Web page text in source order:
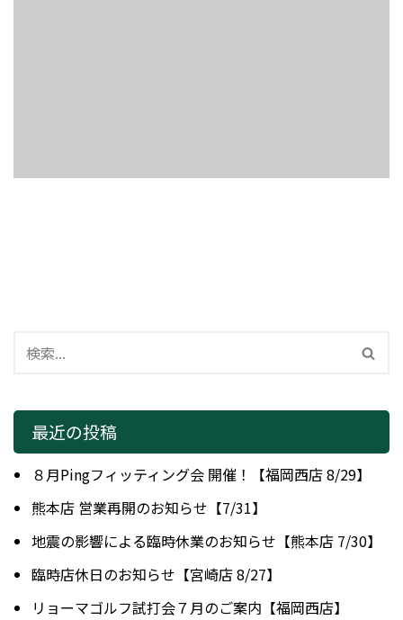
最近の投稿
８月Pingフィッティング会 開催！【福岡西店 8/29】
熊本店 営業再開のお知らせ【7/31】
地震の影響による臨時休業のお知らせ【熊本店 7/30】
臨時店休日のお知らせ【宮崎店 8/27】
リョーマゴルフ試打会７月のご案内【福岡西店】